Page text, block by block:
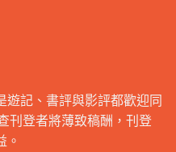
遊記、書評與影評都歡迎同
刊登者將薄致稿酬，刊登
。